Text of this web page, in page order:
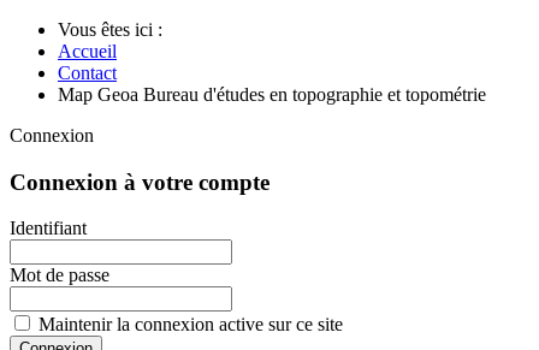
Vous êtes ici :
Accueil
Contact
Map Geoa Bureau d'études en topographie et topométrie
Connexion
Connexion à votre compte
Identifiant
Mot de passe
Maintenir la connexion active sur ce site